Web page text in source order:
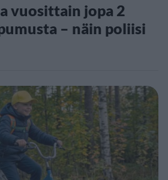
vuosittain jopa 2
– näin poliisi